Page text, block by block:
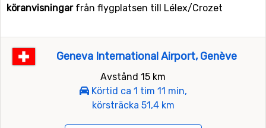
köranvisningarfrån flygplatsen till Lélex/Crozet
Geneva International Airport, Genève
Avstånd 15 km
Körtid ca 1 tim 11 min,
körsträcka 51,4 km